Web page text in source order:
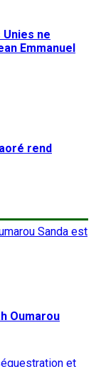
ne
Emmanuel
rend
Sanda est
Oumarou
et